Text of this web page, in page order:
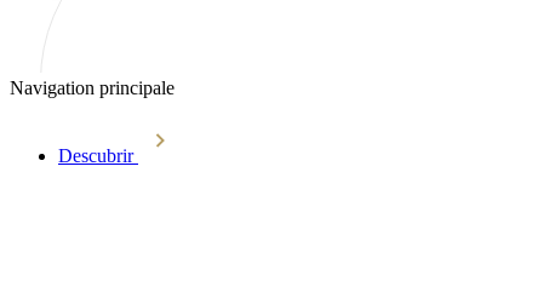
Navigation principale
Descubrir